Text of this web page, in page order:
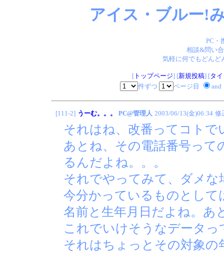
アイス・ブルー!
PC・
相談&問い
気軽に何でもどん
[トップページ] [新規投稿] [タ
件ずつ
ページ目 and
[111-2] うーむ。。。 PC@管理人 2003/06/13(金)06:34 修
それはね、改番ってコトで
あとね、その電話番号って
るんだよね。。。
それでやってみて、ダメな
今分かっているものとして
名前と生年月日だよね。あ
これでいけそうなデータ
それはちょっとその対象の